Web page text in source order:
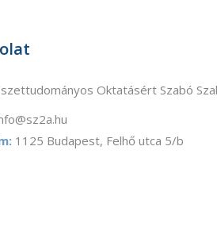
Oktatásért Szabó
1125 Budapest, Felhő utca 5/b